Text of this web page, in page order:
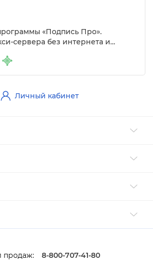
«Подпись Про».
сервера без интернета и
Личный кабинет
продаж:
8-800-707-41-80